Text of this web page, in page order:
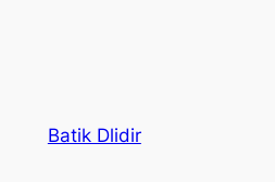
Batik Dlidir